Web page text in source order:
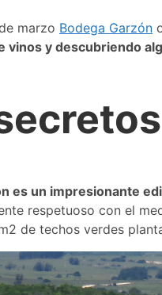
marzo Bodega Garzón
vinos y descubriendo
es un impresionante
respetuoso con el
de techos verdes